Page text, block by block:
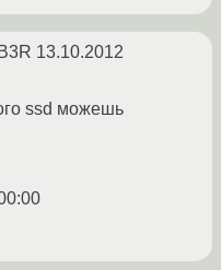
13.10.2012
ssd можешь